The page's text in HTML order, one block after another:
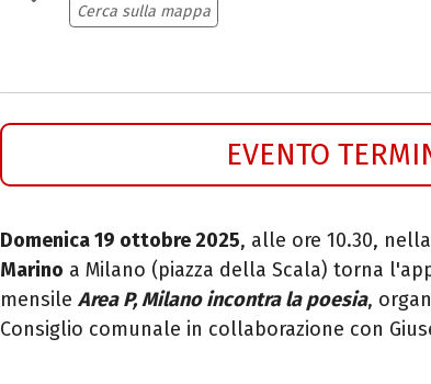
Cerca sulla mappa
EVENTO
Domenica 19 ottobre 2025, alle ore 10.30,
Marino a Milano (piazza della Scala) torna
mensile Area P, Milano incontra la poesia,
Consiglio comunale in collaborazione con